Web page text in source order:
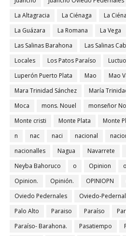
La Altagracia
La Ciénaga La
La Guázara
La Romana La Vega
Las Salinas Barahona
Las Salinas
Locales
Los Patos Paraíso
Luperón Puerto Plata
Mao
Mao
Mara Trinidad Sánchez
María
Moca
mons. Nouel monseñor
Monte cristi
Monte Plata Monte
n
nac naci nacional
nacionalles
Nagua Navarrete
Neyba Bahoruco
o Opinion
Opinion.
Opinión. OPINIOPN
Oviedo Pedernales
Oviedo-
Palo Alto
Paraiso Paraíso
Paraíso- Barahona.
Pasatiempo